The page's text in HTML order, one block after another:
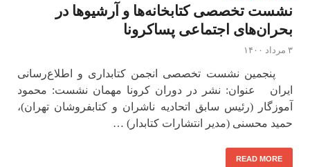
نشست تخصصی کتابخانه‌ها و آرشیوها در
بحران‌های اجتماعی پساکرونا
۳ مرداد ۱۴۰۰
پنجمین نشست تخصصی انجمن کتابداری و اطلاع‌رسانی
ایران عنوان: نشر در دوران کرونا مهمان نشست: محمود
آموزگار (رئیس سابق اتحادیه ناشران و کتابفروشان تهران)،
حمید محسنی (مدیر انتشارات کتابدار) …
READ MORE